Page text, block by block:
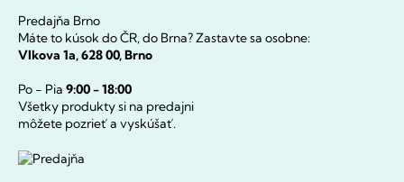
Predajňa Brno
Máte to kúsok do ČR, do Brna? Zastavte sa osobne:
Vlkova 1a, 628 00, Brno
Po - Pia 9:00 - 18:00
Všetky produkty si na predajni
môžete pozrieť a vyskúšať.